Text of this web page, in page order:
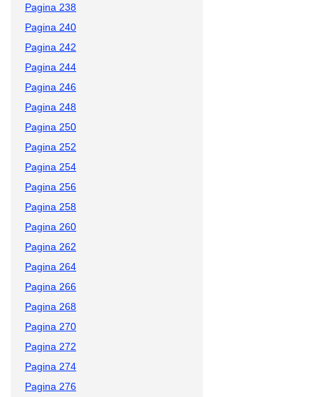
Pagina 238
Pagina 240
Pagina 242
Pagina 244
Pagina 246
Pagina 248
Pagina 250
Pagina 252
Pagina 254
Pagina 256
Pagina 258
Pagina 260
Pagina 262
Pagina 264
Pagina 266
Pagina 268
Pagina 270
Pagina 272
Pagina 274
Pagina 276